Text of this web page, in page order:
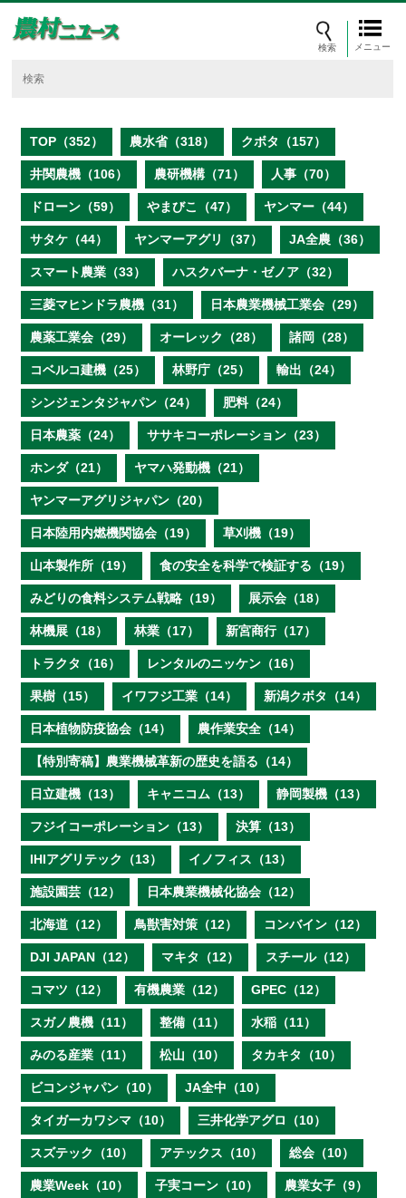
メニュー
TOP（352） 農水省（318） クボタ（157）
井関農機（106） 農研機構（71） 人事（70）
ドローン（59） やまびこ（47） ヤンマー（44）
サタケ（44） ヤンマーアグリ（37） JA全農（36）
スマート農業（33） ハスクバーナ・ゼノア（32）
三菱マヒンドラ農機（31） 日本農業機械工業会（29）
農薬工業会（29） オーレック（28） 諸岡（28）
コベルコ建機（25） 林野庁（25） 輸出（24）
シンジェンタジャパン（24） 肥料（24）
日本農薬（24） ササキコーポレーション（23）
ホンダ（21） ヤマハ発動機（21）
ヤンマーアグリジャパン（20）
日本陸用内燃機関協会（19） 草刈機（19）
山本製作所（19） 食の安全を科学で検証する（19）
みどりの食料システム戦略（19） 展示会（18）
林機展（18） 林業（17） 新宮商行（17）
トラクタ（16） レンタルのニッケン（16）
果樹（15） イワフジ工業（14） 新潟クボタ（14）
日本植物防疫協会（14） 農作業安全（14）
【特別寄稿】農業機械革新の歴史を語る（14）
日立建機（13） キャニコム（13） 静岡製機（13）
フジイコーポレーション（13） 決算（13）
IHIアグリテック（13） イノフィス（13）
施設園芸（12） 日本農業機械化協会（12）
北海道（12） 鳥獣害対策（12） コンバイン（12）
DJI JAPAN（12） マキタ（12） スチール（12）
コマツ（12） 有機農業（12） GPEC（12）
スガノ農機（11） 整備（11） 水稲（11）
みのる産業（11） 松山（10） タカキタ（10）
ビコンジャパン（10） JA全中（10）
タイガーカワシマ（10） 三井化学アグロ（10）
スズテック（10） アテックス（10） 総会（10）
農業Week（10） 子実コーン（10） 農業女子（9）